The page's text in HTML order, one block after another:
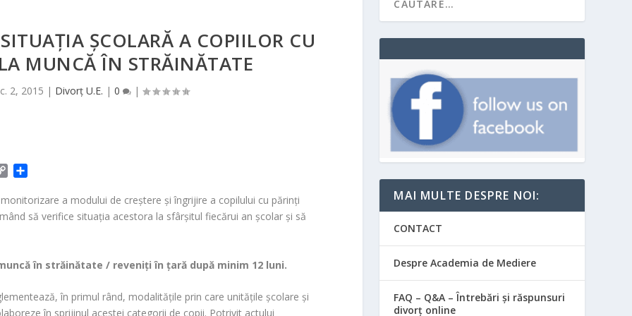
ŞCOLARĂ A COPIILOR CU
MUNCĂ ÎN STRĂINĂTATE
2, 2015 | Divorț U.E. | 0 |
p
y
k
r
t
a
ă
a modului de creştere şi îngrijire a copilului cu părinţi
să verifice situaţia acestora la sfârşitul fiecărui an şcolar şi să
în străinătate / reveniţi în țară după minim 12 luni.
în primul rând, modalitățile prin care unitățile școlare și
în sprijinul acestei categorii de copii. Potrivit actului
MAI MULTE DESPRE NOI:
CONTACT
Despre Academia de Mediere
FAQ – Q&A – Întrebări și răspunsuri
divorț online